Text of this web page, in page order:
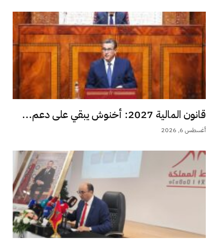
قانون المالية 2027: أخنوش يبقي على دعم...
أغسطس 6, 2026